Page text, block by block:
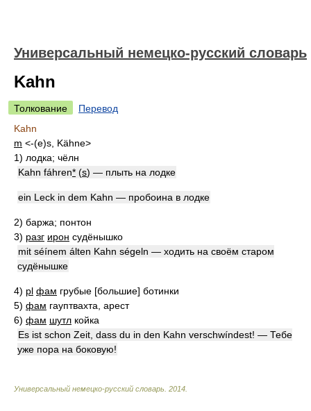
Универсальный немецко-русский словарь
Kahn
Толкование
Перевод
Kahn
m <-(e)s, Kähne>
1) лодка; чёлн
Kahn fáhren* (s) — плыть на лодке
ein Leck in dem Kahn — пробоина в лодке
2) баржа; понтон
3) разг ирон судёнышко
mit séínem álten Kahn ségeln — ходить на своём старом
судёнышке
4) pl фам грубые [большие] ботинки
5) фам гауптвахта, арест
6) фам шутл койка
Es ist schon Zeit, dass du in den Kahn verschwíndest! — Тебе
уже пора на боковую!
Универсальный немецко-русский словарь 2014